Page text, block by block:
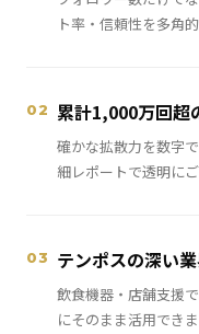
ト率・信頼性を多角
02 累計1,000万回超
確かな拡散力を数字
細レポートで透明にご
03 テンポスの深い
飲食機器・店舗支援
にそのまま活用できま